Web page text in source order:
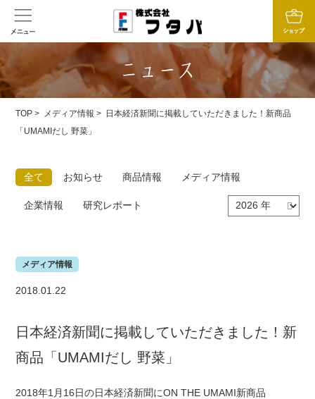
TOP > メディア情報 > 日本経済新聞に掲載していただきました！新商品
「UMAMIだし 野菜」
全て お知らせ 商品情報 メディア情報
企業情報 研究レポート
メディア情報
2018.01.22
日本経済新聞に掲載していただきました！新
商品「UMAMIだし 野菜」
2018年1月16日の日本経済新聞にON THE UMAMI新商品